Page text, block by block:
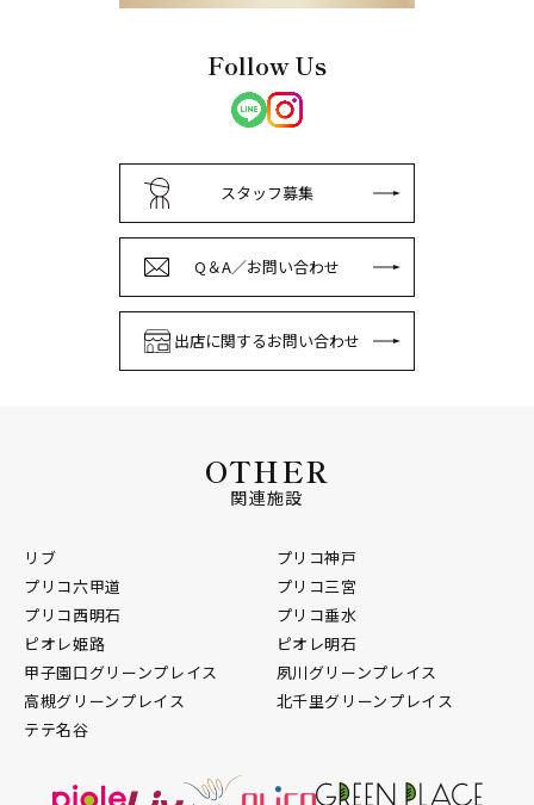
Follow Us
スタッフ募集
Q＆A／お問い合わせ
出店に関するお問い合わせ
OTHER
関連施設
リブ
プリコ神戸
プリコ六甲道
プリコ三宮
プリコ西明石
プリコ垂水
ピオレ姫路
ピオレ明石
甲子園口グリーンプレイス
夙川グリーンプレイス
高槻グリーンプレイス
北千里グリーンプレイス
テテ名谷